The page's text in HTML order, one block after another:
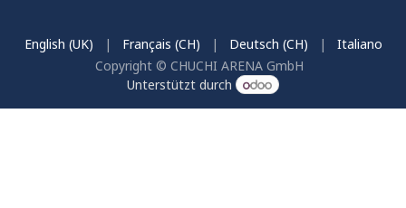
Copyright © CHUCHI ARENA GmbH
English (UK) | Français (CH) | Deutsch (CH) | Italiano
Unterstützt durch